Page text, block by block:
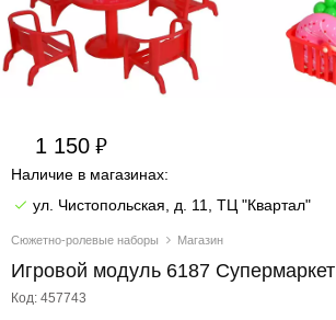
Сюжетно-ролевые наборы Магазин
Игровой модуль 6187 Супермаркет
Код: 457743
1 150
Наличие в магазинах:
ул. Чистопольская, д. 11, ТЦ "Квартал"